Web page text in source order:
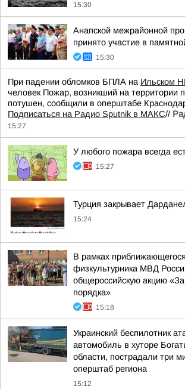
15:30
Анапской межрайонной
принято участие в
15:30
При падении обломков БПЛА на Ильском
человек Пожар, возникший на территории
потушен, сообщили в оперштабе
Подписаться на Радио Sputnik в МАКС//
15:27
У любого пожара всегда
15:27
Турция закрывает
15:24
В рамках
физкультурника МВД
общероссийскую акцию
порядка»
15:18
Украинский беспилотник
автомобиль в хуторе
области, пострадали три
оперштаб региона
15:12